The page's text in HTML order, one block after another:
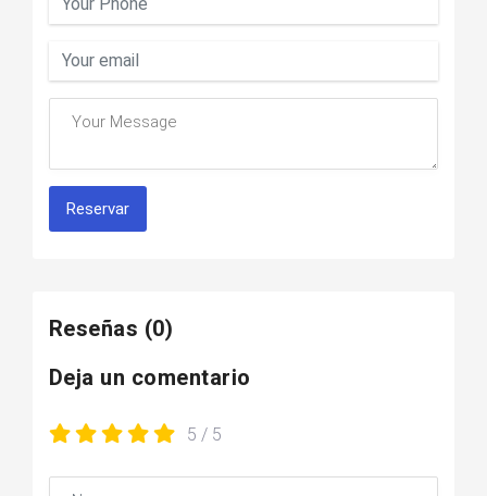
Reservar
Reseñas (0)
Deja un comentario
5 / 5